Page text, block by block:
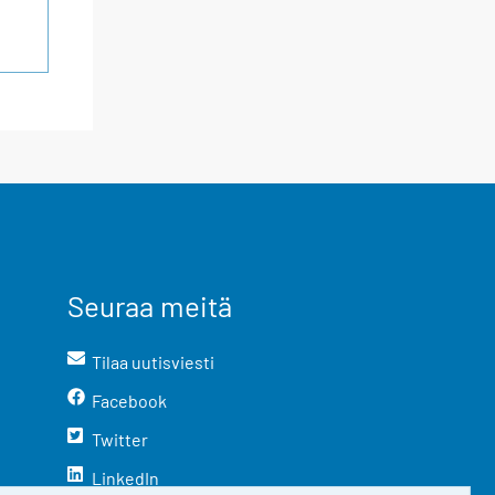
Seuraa meitä
Tilaa uutisviesti
Facebook
Twitter
LinkedIn